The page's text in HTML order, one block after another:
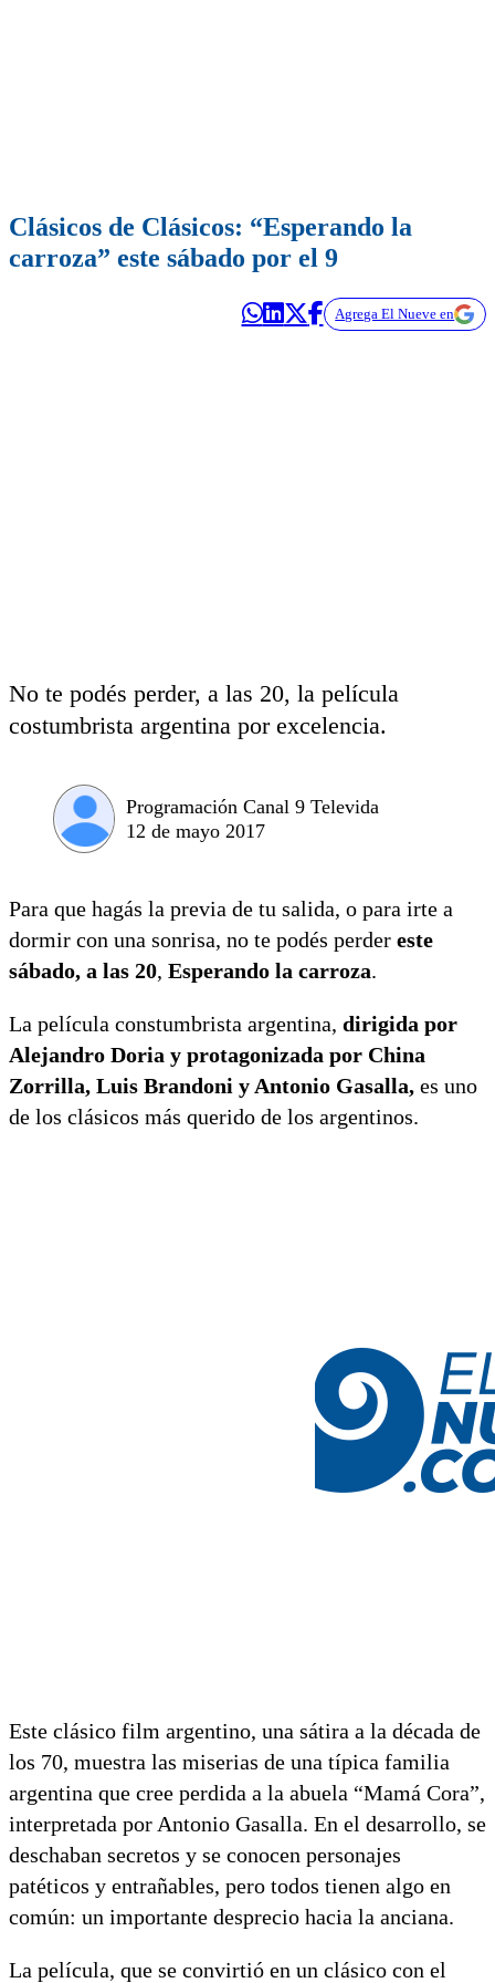
Clásicos de Clásicos: “Esperando la
carroza” este sábado por el 9
Agrega El Nueve en
No te podés perder, a las 20, la película
costumbrista argentina por excelencia.
Programación Canal 9 Televida
12 de mayo 2017
Para que hagás la previa de tu salida, o para irte a
dormir con una sonrisa, no te podés perder este
sábado, a las 20, Esperando la carroza.
La película constumbrista argentina, dirigida por
Alejandro Doria y protagonizada por China
Zorrilla, Luis Brandoni y Antonio Gasalla, es uno
de los clásicos más querido de los argentinos.
Este clásico film argentino, una sátira a la década de
los 70, muestra las miserias de una típica familia
argentina que cree perdida a la abuela “Mamá Cora”,
interpretada por Antonio Gasalla. En el desarrollo, se
deschaban secretos y se conocen personajes
patéticos y entrañables, pero todos tienen algo en
común: un importante desprecio hacia la anciana.
La película, que se convirtió en un clásico con el